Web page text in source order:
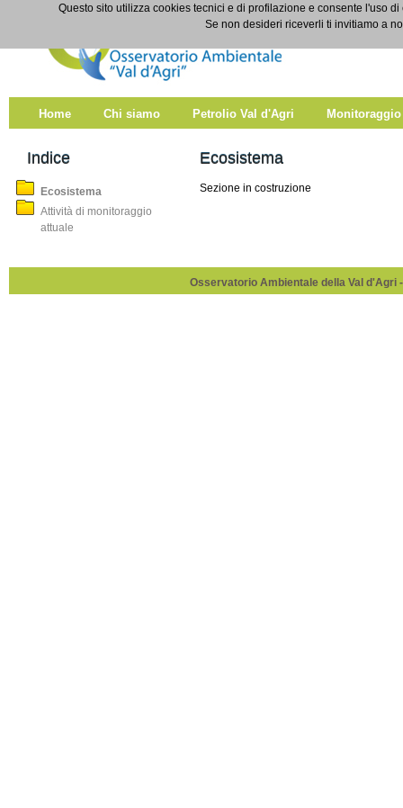
Salta al contenuto
Ecosistema
Home Chi siamo Petrolio Val d'Agri Monitoraggio
Indice
Ecosistema
Attività di monitoraggio
attuale
Ecosistema
Sezione in costruzione
Osservatorio Ambientale della Val d'Agri
Questo sito utilizza cookies tecnici e di profilazione e consente l'uso
Se non desideri riceverli ti invitiamo a